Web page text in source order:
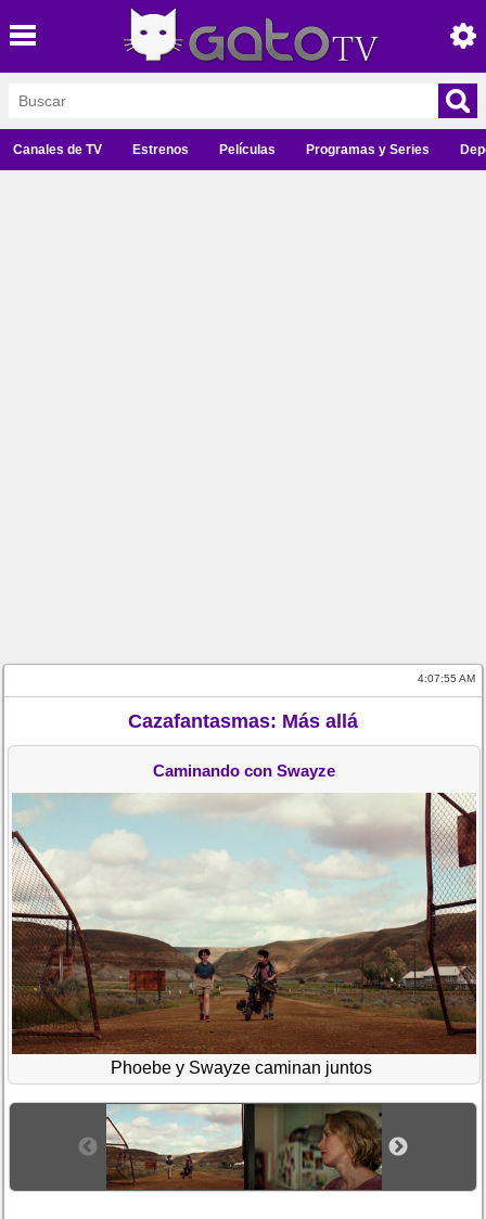
Canales de TV Estrenos Películas Programas y Series
4:07:55 AM
Cazafantasmas: Más allá
Caminando con Swayze
Phoebe y Swayze caminan juntos